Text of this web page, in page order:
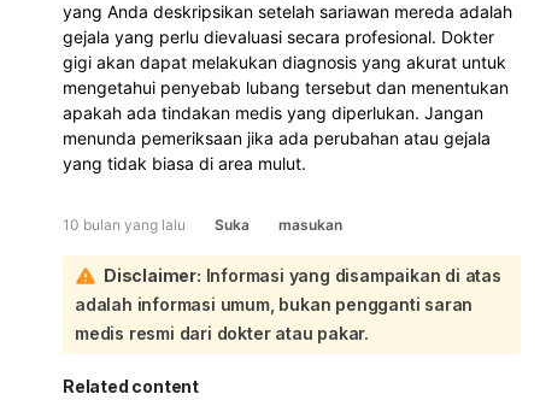
yang Anda deskripsikan setelah sariawan mereda adalah
gejala yang perlu dievaluasi secara profesional. Dokter
gigi akan dapat melakukan diagnosis yang akurat untuk
mengetahui penyebab lubang tersebut dan menentukan
apakah ada tindakan medis yang diperlukan. Jangan
menunda pemeriksaan jika ada perubahan atau gejala
yang tidak biasa di area mulut.
10 bulan yang lalu Suka masukan
Disclaimer: Informasi yang disampaikan di atas
adalah informasi umum, bukan pengganti saran
medis resmi dari dokter atau pakar.
Related content